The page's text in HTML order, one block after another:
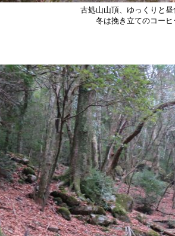
古処山山頂、ゆっくりと
冬は挽き立てのコー